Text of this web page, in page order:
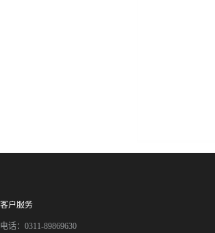
客户服务
电话：0311-89869630